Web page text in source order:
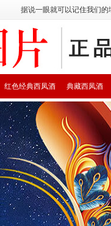
据说一眼就可以记住我们
典藏西凤酒
红色经典西凤酒